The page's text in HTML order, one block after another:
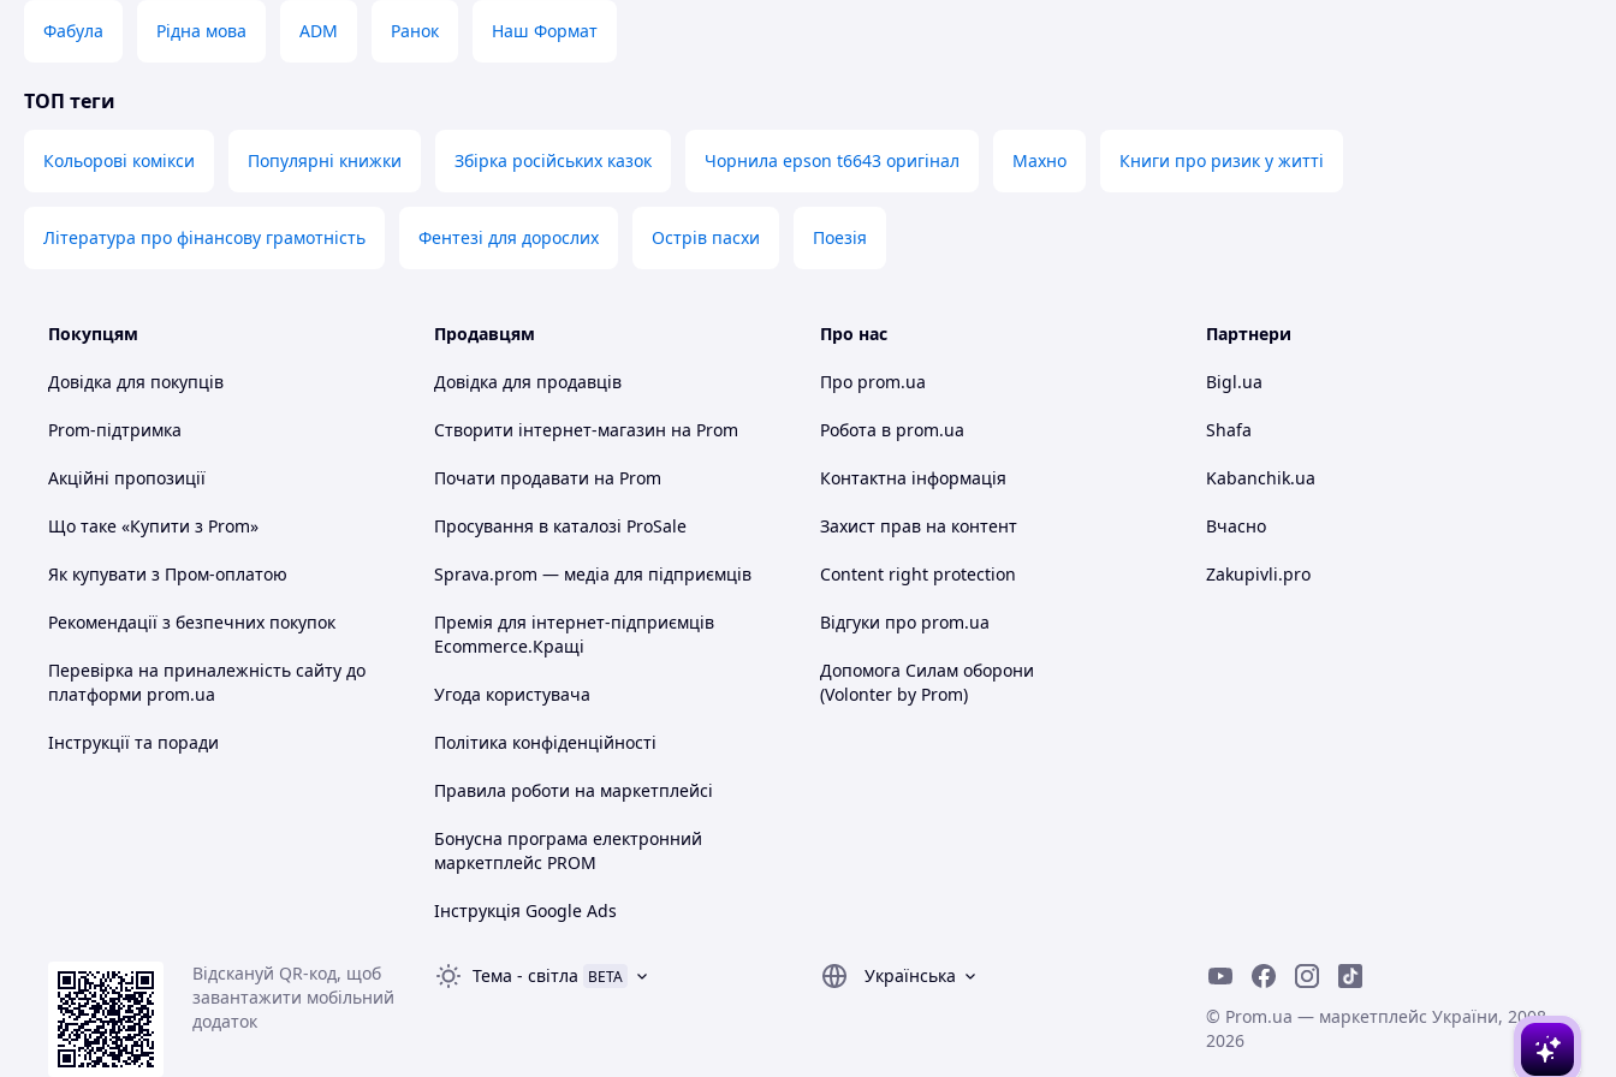
Фабула Рідна мова ADM Ранок Наш Формат
ТОП теги
Кольорові комікси Популярні книжки Збірка російських казок Чорнила epson t6643 оригінал Махно Книги про ризик у житті
Література про фінансову грамотність Фентезі для дорослих Острів пасхи Поезія
Покупцям
Довідка для покупців
Prom-підтримка
Акційні пропозиції
Що таке «Купити з Prom»
Як купувати з Пром-оплатою
Рекомендації з безпечних покупок
Перевірка на приналежність сайту до
платформи prom.ua
Інструкції та поради
Продавцям
Довідка для продавців
Створити інтернет-магазин на Prom
Почати продавати на Prom
Просування в каталозі ProSale
Sprava.prom — медіа для підприємців
Премія для інтернет-підприємців
Ecommerce.Кращі
Угода користувача
Політика конфіденційності
Правила роботи на маркетплейсі
Бонусна програма електронний
маркетплейс PROM
Інструкція Google Ads
Про нас
Про prom.ua
Робота в prom.ua
Контактна інформація
Захист прав на контент
Content right protection
Відгуки про prom.ua
Допомога Силам оборони
(Volonter by Prom)
Партнери
Bigl.ua
Shafa
Kabanchik.ua
Вчасно
Zakupivli.pro
Відскануй QR-код, щоб
завантажити мобільний
додаток
Тема - світла BETA
Українська
© Prom.ua — маркетплейс України, 2008-
2026